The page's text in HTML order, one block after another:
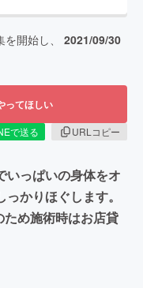
を開始し、 2021/09/30
ってほしい
で送る
URLコピー
いっぱいの身体をオ
かりほぐします。
め施術時はお店貸